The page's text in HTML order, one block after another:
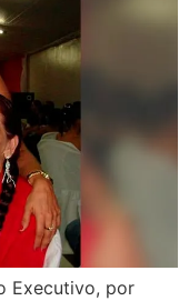
Executivo, por